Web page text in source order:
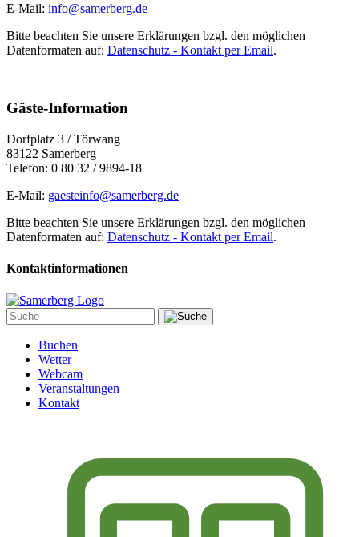
E-Mail: info@samerberg.de
Bitte beachten Sie unsere Erklärungen bzgl. den möglichen
Datenformaten auf: Datenschutz - Kontakt per Email.
Gäste-Information
Dorfplatz 3 / Törwang
83122 Samerberg
Telefon: 0 80 32 / 9894-18
E-Mail: gaesteinfo@samerberg.de
Bitte beachten Sie unsere Erklärungen bzgl. den möglichen
Datenformaten auf: Datenschutz - Kontakt per Email.
Kontaktinformationen
Buchen
Wetter
Webcam
Veranstaltungen
Kontakt